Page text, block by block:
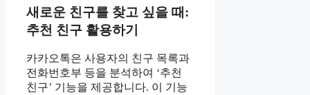
새로운 친구를 찾고 싶을 때:
추천 친구 활용하기
카카오톡은 사용자의 친구 목록과
전화번호부 등을 분석하여 ‘추천
친구’ 기능을 제공합니다. 이 기능